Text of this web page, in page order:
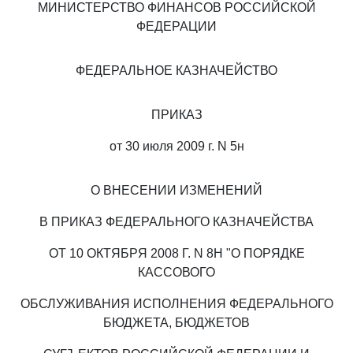
МИНИСТЕРСТВО ФИНАНСОВ РОССИЙСКОЙ
ФЕДЕРАЦИИ
ФЕДЕРАЛЬНОЕ КАЗНАЧЕЙСТВО
ПРИКАЗ
от 30 июля 2009 г. N 5н
О ВНЕСЕНИИ ИЗМЕНЕНИЙ
В ПРИКАЗ ФЕДЕРАЛЬНОГО КАЗНАЧЕЙСТВА
ОТ 10 ОКТЯБРЯ 2008 Г. N 8Н "О ПОРЯДКЕ
КАССОВОГО
ОБСЛУЖИВАНИЯ ИСПОЛНЕНИЯ ФЕДЕРАЛЬНОГО
БЮДЖЕТА, БЮДЖЕТОВ